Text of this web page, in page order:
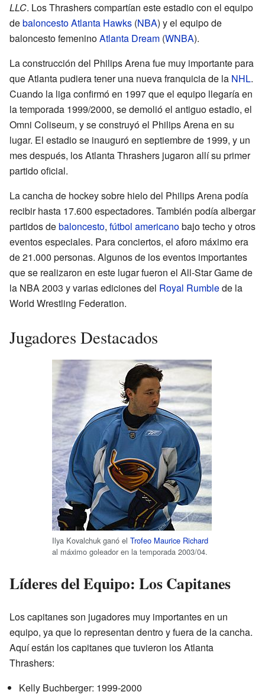
LLC. Los Thrashers compartían este estadio con el equipo
debaloncestoAtlanta Hawks (NBA) y el equipo de
baloncesto femeninoAtlanta Dream (WNBA).
La construcción del Philips Arena fue muy importante para
que Atlanta pudiera tener una nueva franquicia de la NHL.
Cuando la liga confirmó en 1997 que el equipo llegaría en
la temporada 1999/2000, se demolió el antiguo estadio, el
Omni Coliseum, y se construyó el Philips Arena en su
lugar. El estadio se inauguró en septiembre de 1999, y un
mes después, los Atlanta Thrashers jugaron allí su primer
partido oficial.
La cancha de hockey sobre hielo del Philips Arena podía
recibir hasta 17.600 espectadores. También podía albergar
partidos debaloncesto, fútbol americanobajo techo y otros
eventos especiales. Para conciertos, el aforo máximo era
de 21.000 personas. Algunos de los eventos importantes
que se realizaron en este lugar fueron el All-Star Game de
la NBA 2003 y varias ediciones del Royal Rumblede la
World Wrestling Federation.
Jugadores Destacados
Ilya Kovalchuk ganó el Trofeo Maurice Richard
al máximo goleador en la temporada 2003/04.
Líderes del Equipo: Los Capitanes
Los capitanes son jugadores muy importantes en un
equipo, ya que lo representan dentro y fuera de la cancha.
Aquí están los capitanes que tuvieron los Atlanta
Thrashers:
Kelly Buchberger: 1999-2000